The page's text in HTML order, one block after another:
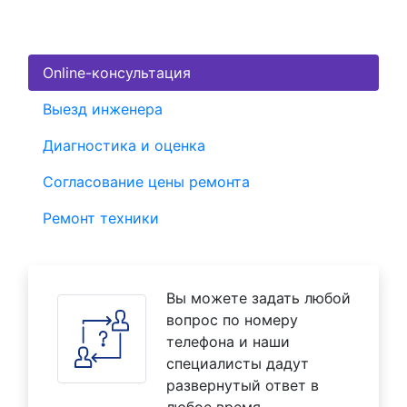
Online-консультация
Выезд инженера
Диагностика и оценка
Согласование цены ремонта
Ремонт техники
Вы можете задать любой
вопрос по номеру
телефона и наши
специалисты дадут
развернутый ответ в